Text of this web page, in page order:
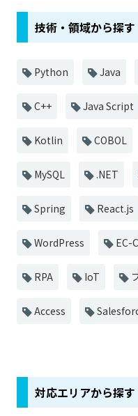
技術・領域から探す
Python Java
C++ Java Script
Kotlin COBOL
MySQL .NET
Spring React.js
WordPress EC-
RPA IoT
Access
対応エリアから探す